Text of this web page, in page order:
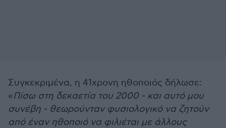
Συγκεκριμένα, η 41χρονη ηθοποιός δήλωσε:
«Πίσω στη δεκαετία του 2000 - και αυτό μου
συνέβη - θεωρούνταν φυσιολογικό να ζητούν
από έναν ηθοποιό να φιλιέται με άλλους